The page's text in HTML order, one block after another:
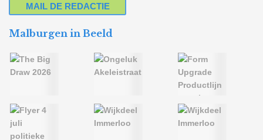
MAIL DE REDACTIE
Malburgen in Beeld